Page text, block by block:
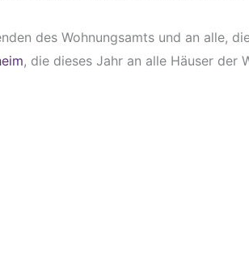
des Wohnungsamts und an alle,
, die dieses Jahr an alle Häuser der